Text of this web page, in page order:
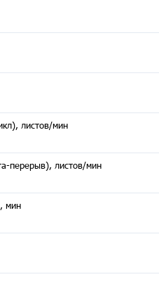
листов/мин
перерыв), листов/мин
мин